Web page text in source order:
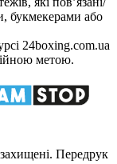
букмекерами або
24boxing.com.ua
метою.
Передрук